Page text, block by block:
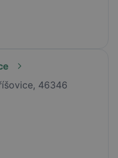
46346